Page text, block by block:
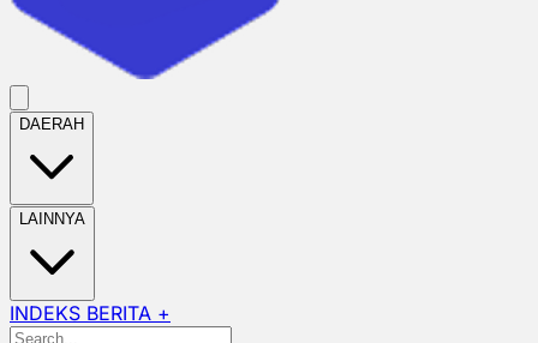
DAERAH
LAINNYA
INDEKS BERITA +